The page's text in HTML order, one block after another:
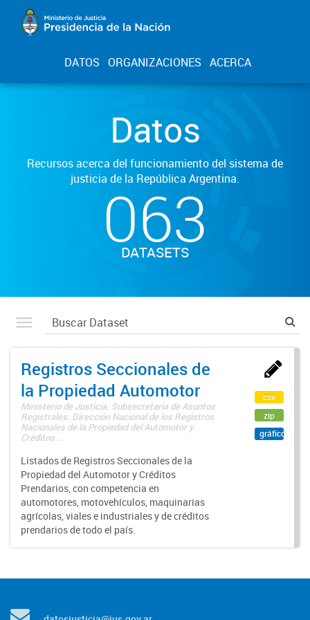
DATOS ORGANIZACIONES ACERCA
Datos
Recursos acerca del funcionamiento del sistema de
justicia de la República Argentina.
063
DATASETS
Registros Seccionales de
la Propiedad Automotor
Ministerio de Justicia. Subsecretaría de Asuntos
Registrales. Dirección Nacional de los Registros
Nacionales de la Propiedad del Automotor y
Créditos ...
Listados de Registros Seccionales de la
Propiedad del Automotor y Créditos
Prendarios, con competencia en
automotores, motovehículos, maquinarias
agrícolas, viales e industriales y de créditos
prendarios de todo el país.
csv
zip
gráfico